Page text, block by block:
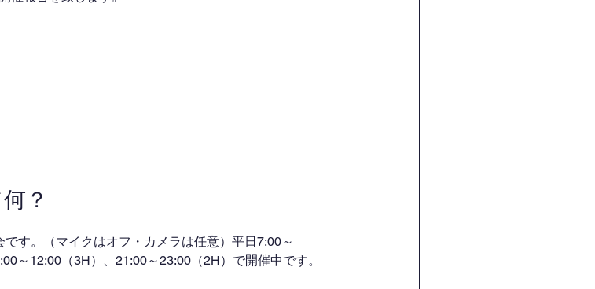
？
す。（マイクはオフ・カメラは任意）平日7:00～
～12:00（3H）、21:00～23:00（2H）で開催中です。